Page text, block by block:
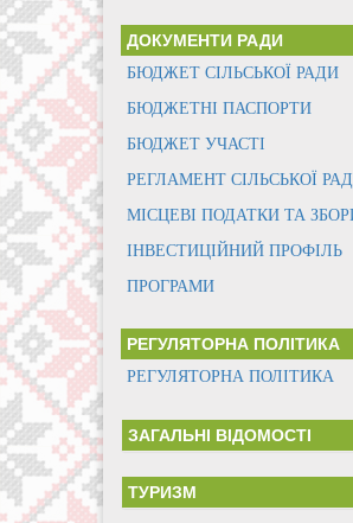
ДОКУМЕНТИ РАДИ
БЮДЖЕТ СІЛЬСЬКОЇ РАДИ
БЮДЖЕТНІ ПАСПОРТИ
БЮДЖЕТ УЧАСТІ
РЕГЛАМЕНТ СІЛЬСЬКОЇ
МІСЦЕВІ ПОДАТКИ ТА
ІНВЕСТИЦІЙНИЙ ПРОФІЛЬ
ПРОГРАМИ
РЕГУЛЯТОРНА ПОЛІТИКА
РЕГУЛЯТОРНА ПОЛІТИКА
ЗАГАЛЬНІ ВІДОМОСТІ
ТУРИЗМ